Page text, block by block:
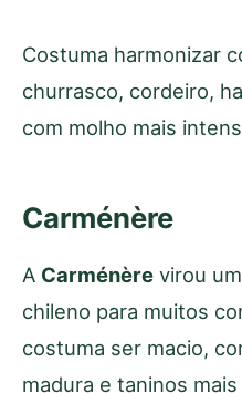
Costuma harmonizar
churrasco, cordeiro,
com molho mais
Carménère
A Carménère virou
chileno para muitos
costuma ser macio,
madura e taninos